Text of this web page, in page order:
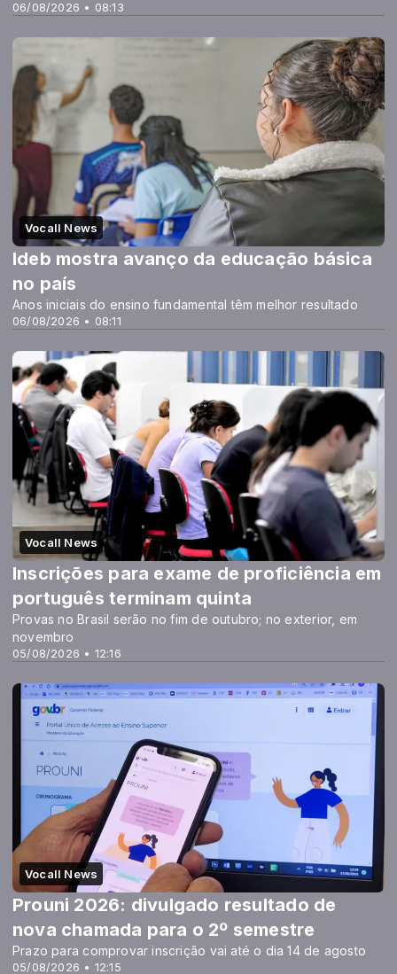
06/08/2026 • 08:13
Vocall News
06/08/2026 • 08:11
Ideb mostra avanço da educação básica
no país
Anos iniciais do ensino fundamental têm melhor resultado
Vocall News
05/08/2026 • 12:16
Inscrições para exame de proficiência em
português terminam quinta
Provas no Brasil serão no fim de outubro; no exterior, em
novembro
Vocall News
05/08/2026 • 12:15
Prouni 2026: divulgado resultado de
nova chamada para o 2º semestre
Prazo para comprovar inscrição vai até o dia 14 de agosto